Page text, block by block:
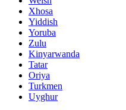
Xhosa
Yiddish
Yoruba
Zulu
Kinyarwanda
Tatar
Oriya
Turkmen
Uyghur